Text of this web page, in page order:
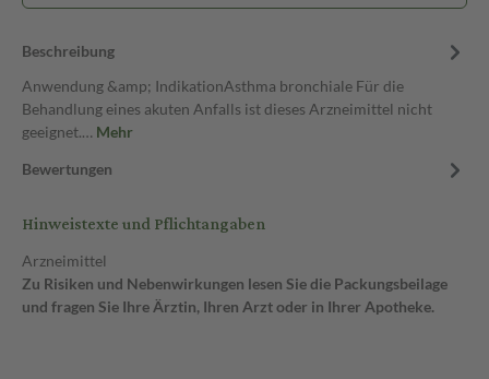
Beschreibung
Anwendung &amp; IndikationAsthma bronchiale Für die
Behandlung eines akuten Anfalls ist dieses Arzneimittel nicht
geeignet.… Mehr
Bewertungen
Hinweistexte und Pflichtangaben
Arzneimittel
Zu Risiken und Nebenwirkungen lesen Sie die Packungsbeilage
und fragen Sie Ihre Ärztin, Ihren Arzt oder in Ihrer Apotheke.